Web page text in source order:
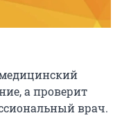
а проверит
врач.